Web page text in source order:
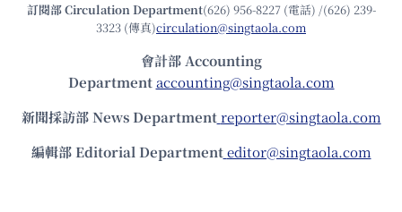
訂閱部 Circulation Department(626) 956-8227 (電話) /(626) 239-
3323 (傳真)circulation@singtaola.com
會計部 Accounting
Department accounting@singtaola.com
新聞採訪部 News Department reporter@singtaola.com
編輯部 Editorial Department editor@singtaola.com